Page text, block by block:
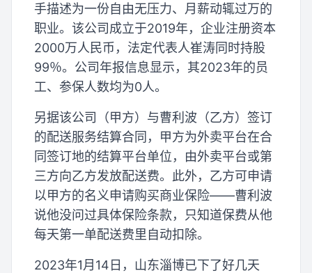
手描述为一份自由无压力、月薪动辄过万的
职业。该公司成立于2019年，企业注册资本
2000万人民币，法定代表人崔涛同时持股
99％。公司年报信息显示，其2023年的员
工、参保人数均为0人。
另据该公司（甲方）与曹利波（乙方）签订
的配送服务结算合同，甲方为外卖平台在合
同签订地的结算平台单位，由外卖平台或第
三方向乙方发放配送费。此外，乙方可申请
以甲方的名义申请购买商业保险——曹利波
说他没问过具体保险条款，只知道保费从他
每天第一单配送费里自动扣除。
2023年1月14日，山东淄博已下了好几天